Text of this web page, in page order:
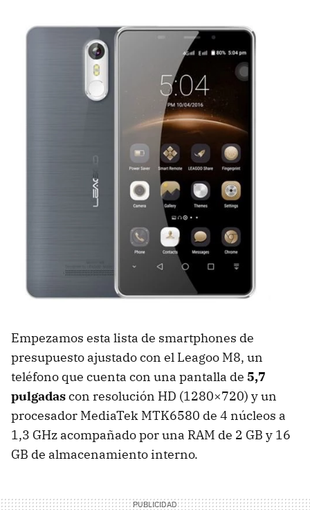
Empezamos esta lista de smartphones de
presupuesto ajustado con el Leagoo M8, un
teléfono que cuenta con una pantalla de 5,7
pulgadascon resolución HD (1280×720) y un
procesador MediaTek MTK6580 de 4 núcleos a
1,3 GHz acompañado por una RAM de 2 GB y 16
GB de almacenamiento interno.